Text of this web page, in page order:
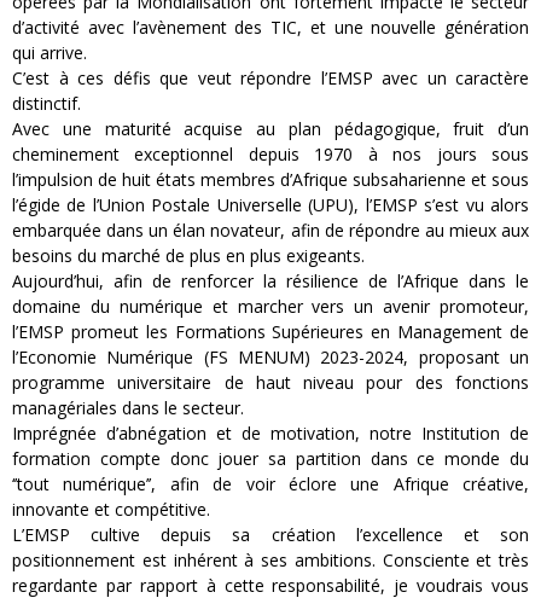
d’activité avec l’avènement des TIC, et une nouvelle génération
qui arrive.
C’est à ces défis que veut répondre l’EMSP avec un caractère
distinctif.
Avec une maturité acquise au plan pédagogique, fruit d’un
cheminement exceptionnel depuis 1970 à nos jours sous
l’impulsion de huit états membres d’Afrique subsaharienne et sous
l’égide de l’Union Postale Universelle (UPU), l’EMSP s’est vu alors
embarquée dans un élan novateur, afin de répondre au mieux aux
besoins du marché de plus en plus exigeants.
Aujourd’hui, afin de renforcer la résilience de l’Afrique dans le
domaine du numérique et marcher vers un avenir promoteur,
l’EMSP promeut les Formations Supérieures en Management de
l’Economie Numérique (FS MENUM) 2023-2024, proposant un
programme universitaire de haut niveau pour des fonctions
managériales dans le secteur.
Imprégnée d’abnégation et de motivation, notre Institution de
formation compte donc jouer sa partition dans ce monde du
‘’tout numérique’’, afin de voir éclore une Afrique créative,
innovante et compétitive.
L’EMSP cultive depuis sa création l’excellence et son
positionnement est inhérent à ses ambitions. Consciente et très
regardante par rapport à cette responsabilité, je voudrais vous